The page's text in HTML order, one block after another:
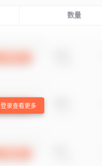
数量
登录查看更多